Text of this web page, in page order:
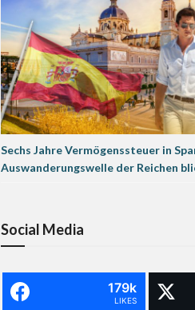
Sechs Jahre Vermögenssteuer in
Auswanderungswelle der Reichen
Social Media
179k
LIKES